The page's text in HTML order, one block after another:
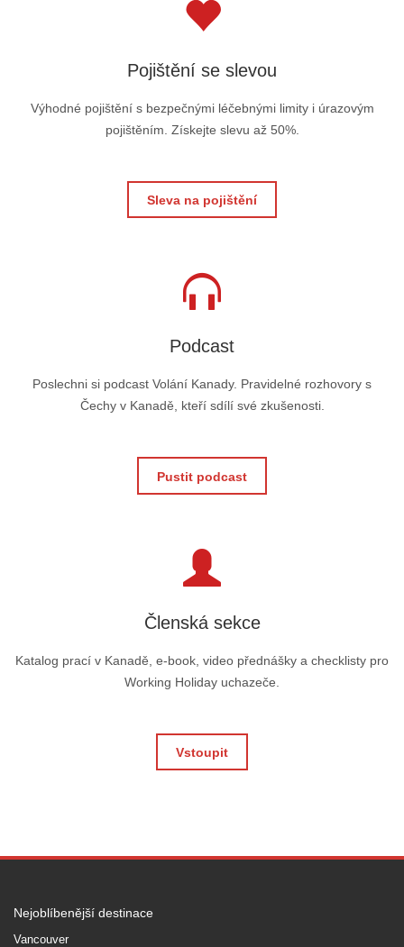
Pojištění se slevou
Výhodné pojištění s bezpečnými léčebnými limity i úrazovým
pojištěním. Získejte slevu až 50%.
Sleva na pojištění
Podcast
Poslechni si podcast Volání Kanady. Pravidelné rozhovory s
Čechy v Kanadě, kteří sdílí své zkušenosti.
Pustit podcast
Členská sekce
Katalog prací v Kanadě, e-book, video přednášky a checklisty pro
Working Holiday uchazeče.
Vstoupit
Nejoblíbenější destinace
Vancouver